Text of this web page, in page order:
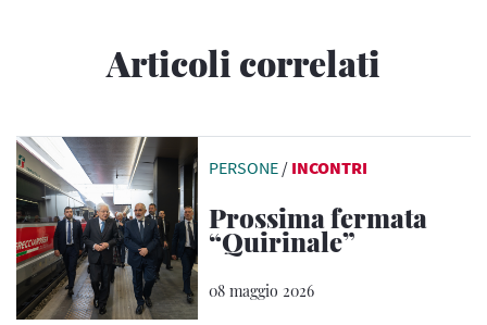
Articoli correlati
PERSONE / INCONTRI
Prossima fermata
“Quirinale”
08 maggio 2026